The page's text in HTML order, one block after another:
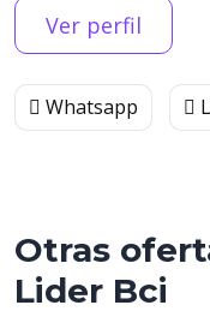
Ver perfil
Whatsapp
Otras
Lider Bci